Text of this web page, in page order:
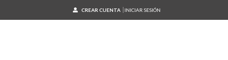
CREAR CUENTA INICIAR SESIÓN